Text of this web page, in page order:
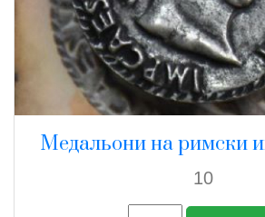
Медальони на римски
10